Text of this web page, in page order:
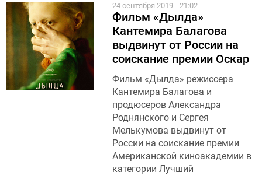
24 сентября 2019 21:02
Фильм «Дылда»
Кантемира Балагова
выдвинут от России на
соискание премии Оскар
Фильм «Дылда» режиссера
Кантемира Балагова и
продюсеров Александра
Роднянского и Сергея
Мелькумова выдвинут от
России на соискание премии
Американской киноакадемии в
категории Лучший